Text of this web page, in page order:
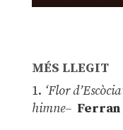
MÉS LLEGIT
1. ‘Flor
himne– Ferran